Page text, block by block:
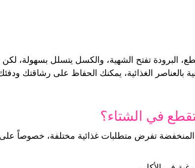
في الشتاء؟